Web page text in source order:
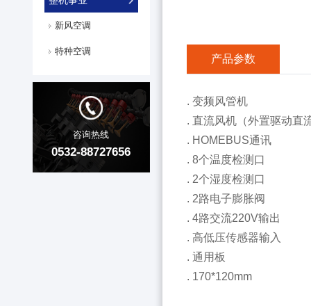
新风空调
特种空调
咨询热线
0532-88727656
产品参数
. 变频风管机
. 直流风机（外置驱动直
. HOMEBUS通讯
. 8个温度检测口
. 2个湿度检测口
. 2路电子膨胀阀
. 4路交流220V输出
. 高低压传感器输入
. 通用板
. 170*120mm